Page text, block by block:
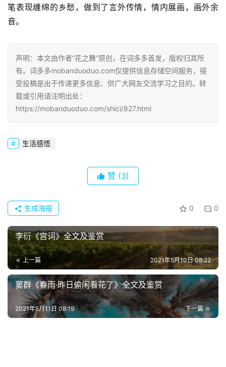
笔表现缠绵的乡愁，做到了言外传情，情内展画，画外余
音。
声明：本文由作者“花之舞”原创，在词多多首发，版权归其所
有。词多多mobanduoduo.com仅提供信息存储空间服务，接
受投稿是出于传递更多信息、供广大网友交流学习之目的。转
载或引用请注明出处：
https://mobanduoduo.com/shici/827.html
生活感悟
赞 (3)
0 0
生成海报
李衍《宫词》全文及鉴赏
上一篇 2021年5月10日 08:22
窦群《春雨·昨日偷闲看花了》全文及鉴赏
下一篇
2021年5月11日 08:19